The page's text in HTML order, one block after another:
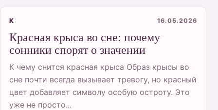
К 16.05.2026
Красная крыса во сне: почему
сонники спорят о значении
К чему снится красная крыса Образ крысы во
сне почти всегда вызывает тревогу, но красный
цвет добавляет символу особую остроту. Это
уже не просто...